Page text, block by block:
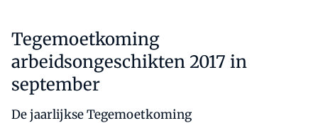
Tegemoetkoming
arbeidsongeschikten 2017 in
september
De jaarlijkse Tegemoetkoming